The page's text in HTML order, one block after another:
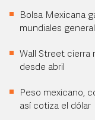
Bolsa Mexicana
mundiales
Wall Street cierra
desde abril
Peso mexicano,
así cotiza el dólar